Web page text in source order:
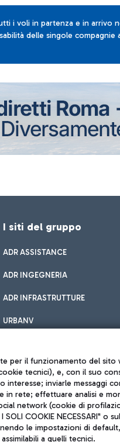
i voli in partenza e in arrivo
delle singole
I siti del gruppo
ADR ASSISTANCE
ADR INGEGNERIA
ADR INFRASTRUTTURE
URBANV
per il funzionamento del
tecnici), e, con il suo
interesse; inviarle messaggi
in rete; effettuare analisi e
network (cookie di
I SOLI COOKIE NECESSARI"
le impostazioni di
a quelli tecnici.